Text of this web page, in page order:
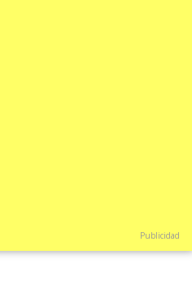
Publicidad